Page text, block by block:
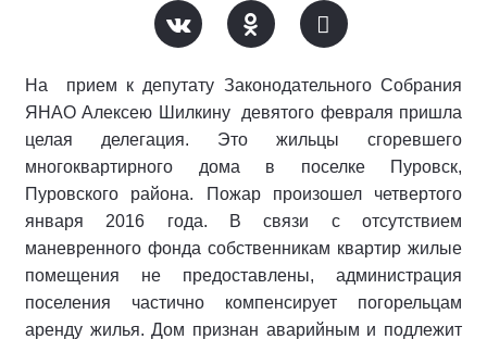
На прием к депутату Законодательного Собрания
ЯНАО Алексею Шилкину девятого февраля пришла
целая делегация. Это жильцы сгоревшего
многоквартирного дома в поселке Пуровск,
Пуровского района. Пожар произошел четвертого
января 2016 года. В связи с отсутствием
маневренного фонда собственникам квартир жилые
помещения не предоставлены, администрация
поселения частично компенсирует погорельцам
аренду жилья. Дом признан аварийным и подлежит